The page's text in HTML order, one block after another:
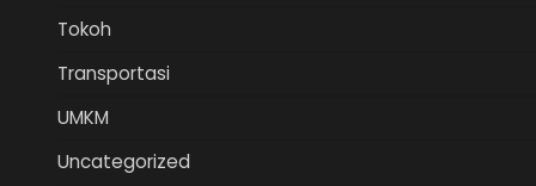
Tokoh
Transportasi
UMKM
Uncategorized